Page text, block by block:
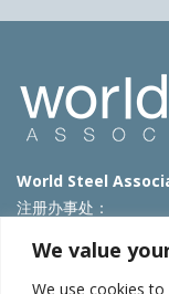
We value
We use cookies
World Steel
注册办事处：
T: +32 2 702 89 00 –